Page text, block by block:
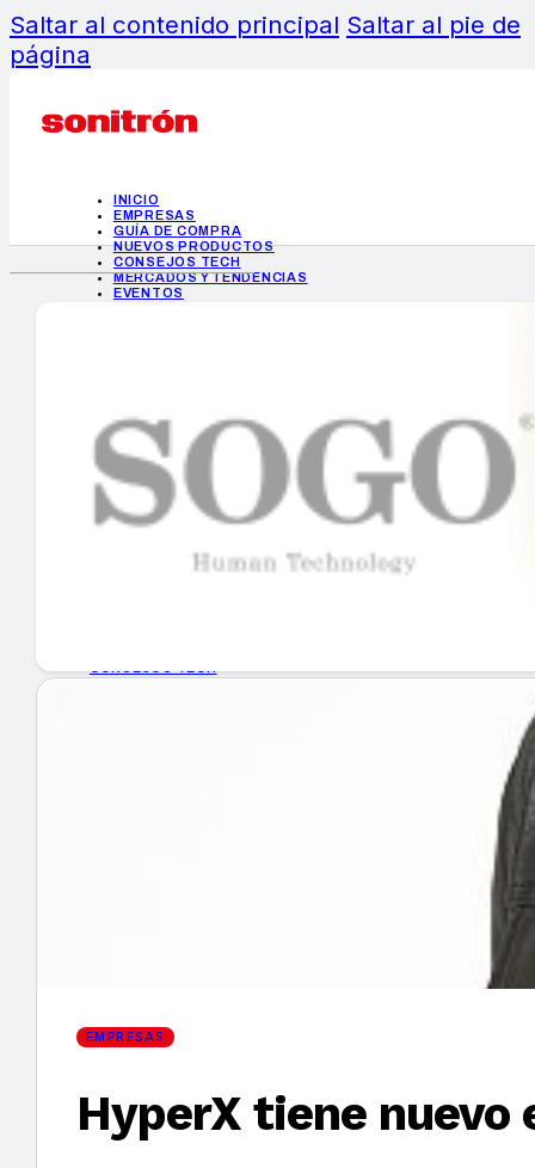
Saltar al contenido principal Saltar al pie de
página
INICIO
EMPRESAS
GUÍA DE COMPRA
NUEVOS PRODUCTOS
CONSEJOS TECH
MERCADOS Y TENDENCIAS
EVENTOS
INICIO
EMPRESAS
GUÍA DE COMPRA
EMPRESAS
HyperX tiene nuevo